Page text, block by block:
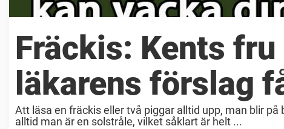
Fräckis: Kents
läkarens förslag
Att läsa en fräckis eller två piggar alltid upp, man blir
alltid man är en solstråle, vilket såklart är helt ...